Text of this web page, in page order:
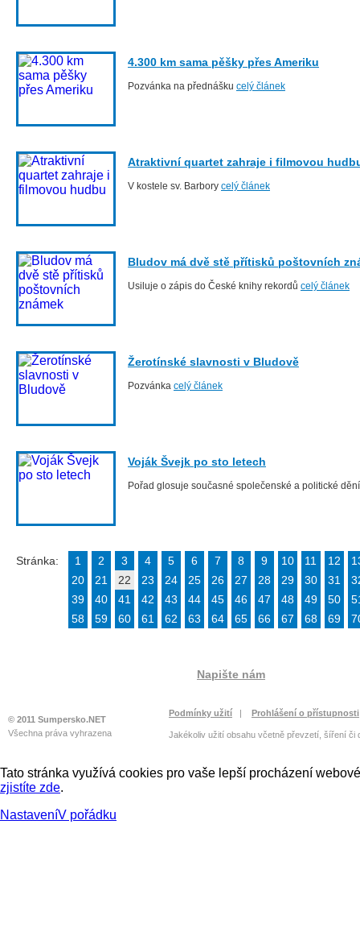
4.300 km sama pěšky přes Ameriku
Pozvánka na přednášku celý článek
Atraktivní quartet zahraje i filmovou
V kostele sv. Barbory celý článek
Bludov má dvě stě přítisků poštovních
Usiluje o zápis do České knihy rekordů celý článek
Žerotínské slavnosti v Bludově
Pozvánka celý článek
Voják Švejk po sto letech
Pořad glosuje současné společenské a politické
Stránka: 1 2 3 4 5 6 7 8 9 10 11 12
20
21 22 23 24 25 26 27 28 29 30 31
39
40 41 42 43 44 45 46 47 48 49 50
58
59 60 61 62 63 64 65 66 67 68 69
© 2011 Sumpersko.NET
Všechna práva vyhrazena
Napište nám
Podmínky užití | Prohlášení o přístupnosti
Jakékoliv užití obsahu včetně převzetí, šíření či
Tato stránka využívá cookies pro vaše lepší procházení
zjistíte zde.
NastaveníV pořádku